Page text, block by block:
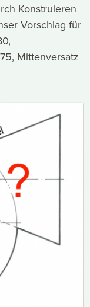
Konstruieren
Vorschlag für
Mittenversatz